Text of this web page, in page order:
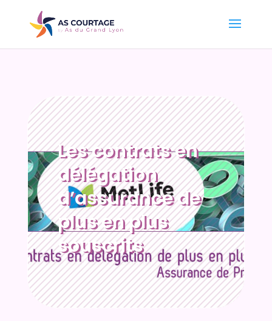
Les contrats en
délégation
d’assurance de
plus en plus
souscrits